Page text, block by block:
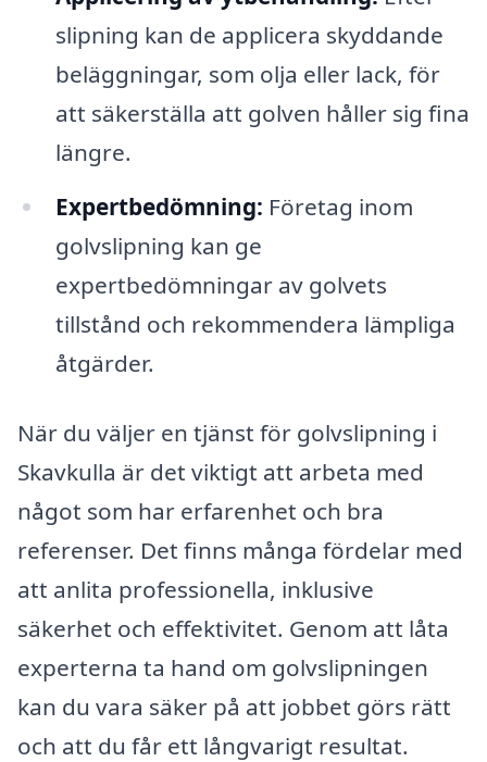
slipning kan de applicera skyddande
beläggningar, som olja eller lack, för
att säkerställa att golven håller sig fina
längre.
Expertbedömning: Företag inom
golvslipning kan ge
expertbedömningar av golvets
tillstånd och rekommendera lämpliga
åtgärder.
När du väljer en tjänst för golvslipning i
Skavkulla är det viktigt att arbeta med
något som har erfarenhet och bra
referenser. Det finns många fördelar med
att anlita professionella, inklusive
säkerhet och effektivitet. Genom att låta
experterna ta hand om golvslipningen
kan du vara säker på att jobbet görs rätt
och att du får ett långvarigt resultat.